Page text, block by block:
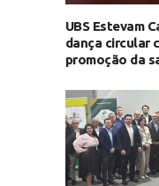
UBS Estevam
dança circular
promoção da